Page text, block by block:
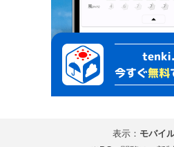
表示： モバイ